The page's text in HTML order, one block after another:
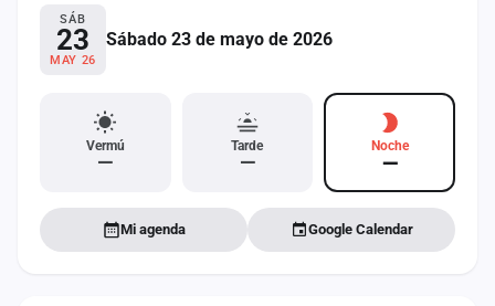
SÁB
23
MAY 26
Sábado 23 de mayo de 2026
Vermú
—
Tarde
—
Noche
—
Mi agenda Google Calendar
Contacto